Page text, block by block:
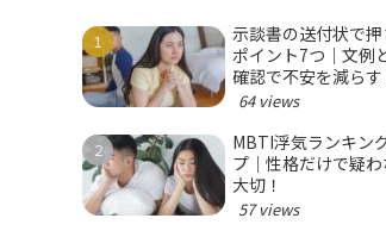
示談書の送付状で
ポイント7つ｜文例
確認で不安を減らす
64 views
MBTI浮気ランキン
プ｜性格だけで疑
大切！
57 views